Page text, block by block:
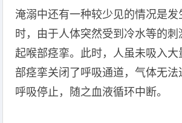
淹溺中还有一种较少见的情况是
时，由于人体突然受到冷水等的刺
起喉部痉挛。此时，人虽未吸入大
部痉挛关闭了呼吸通道，气体无
呼吸停止，随之血液循环中断。